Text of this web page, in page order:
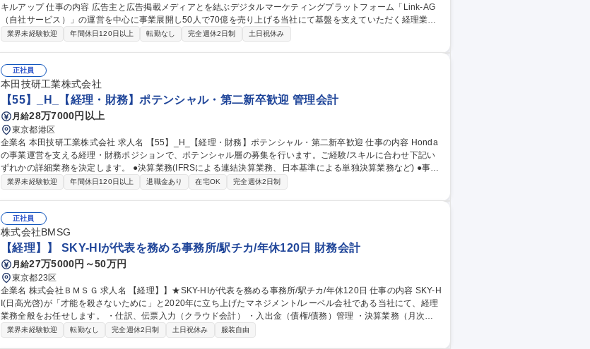
キルアップ 仕事の内容 広告主と広告掲載メディアとを結ぶデジタルマーケティングプラットフォーム「Link-AG
（自社サービス）」の運営を中心に事業展開し50人で70億を売り上げる当社にて基盤を支えていただく経理業務
をお任せ。 【業務内容】■仕訳入力■売掛金/入金管理業務■支払/請求業務■経費精算■その他、Excelを使用しての
月の研修の後、経理チームに配属。※本配属後もOJTにて自走できるまで丁寧にサポートします！ 募集職種 【経
理】未経験から経理部長候補に！CFO直下でスピード感をもちスキルアップ
業界未経験歓迎 年間休日120日以上 転勤なし 完全週休2日制 土日祝休み
正社員
本田技研工業株式会社
【55】_H_【経理・財務】ポテンシャル・第二新卒歓迎 管理会計
月給28万7000円以上
東京都港区
企業名 本田技研工業株式会社 求人名 【55】_H_【経理・財務】ポテンシャル・第二新卒歓迎 仕事の内容 Honda
の事業運営を支える経理・財務ポジションで、ポテンシャル層の募集を行います。ご経験/スキルに合わせ下記い
ずれかの詳細業務を決定します。 ●決算業務(IFRSによる連結決算業務、日本基準による単独決算業務など) ●事業
管理業務(連結/単独 短期予算管理、中期事業計画策定など) ●原価管理(国内生産拠点の製造費用・台当りコスト管
財務】ポテンシャル・第二新卒歓迎
業界未経験歓迎 年間休日120日以上 退職金あり 在宅OK 完全週休2日制
正社員
株式会社BMSG
【経理】】 SKY-HIが代表を務める事務所/駅チカ/年休120日 財務会計
月給27万5000円～50万円
東京都23区
企業名 株式会社ＢＭＳＧ 求人名 【経理】】★SKY-HIが代表を務める事務所/駅チカ/年休120日 仕事の内容 SKY-H
I(日高光啓)が「才能を殺さないために」と2020年に立ち上げたマネジメント/レーベル会社である当社にて、経理
業務全般をお任せします。 ・仕訳、伝票入力（クラウド会計） ・入出金（債権/債務）管理 ・決算業務（月次・
四半期、年次） ・給与計算、社会保険手続等 ・税務手続き、消費税・法人税計算 ・予実管理（管理会計） 募集
業界未経験歓迎 転勤なし 完全週休2日制 土日祝休み 服装自由